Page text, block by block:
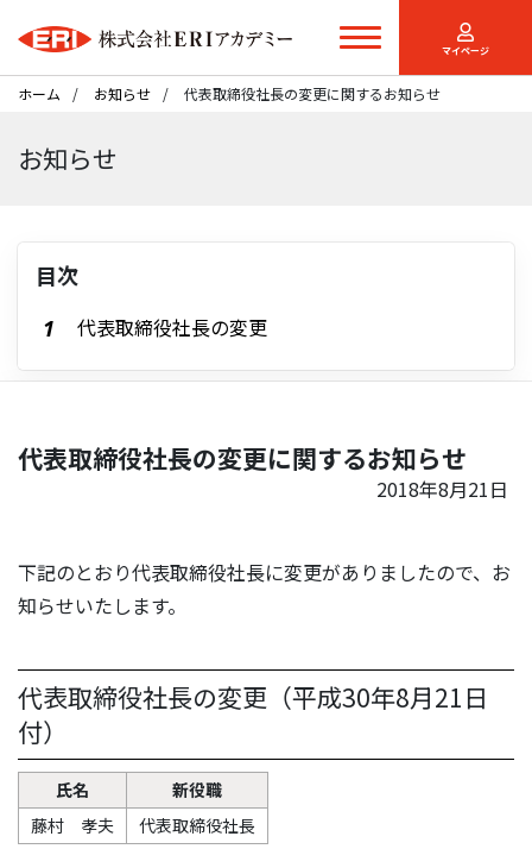
マイページ
ホーム お知らせ 代表取締役社長の変更に関するお知らせ
お知らせ
目次
代表取締役社長の変更
代表取締役社長の変更に関するお知らせ
2018年8月21日
下記のとおり代表取締役社長に変更がありましたので、お
知らせいたします。
代表取締役社長の変更（平成30年8月21日
付）
氏名
新役職
藤村 孝夫
代表取締役社長